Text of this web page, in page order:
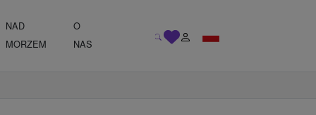
NAD
MORZEM
O
NAS